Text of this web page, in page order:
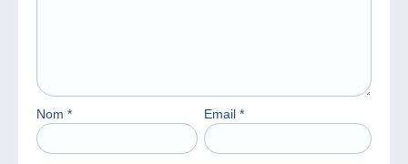
Nom * Email *